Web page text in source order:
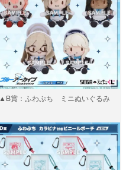
▲B賞：ふわぷち ミニぬいぐるみ